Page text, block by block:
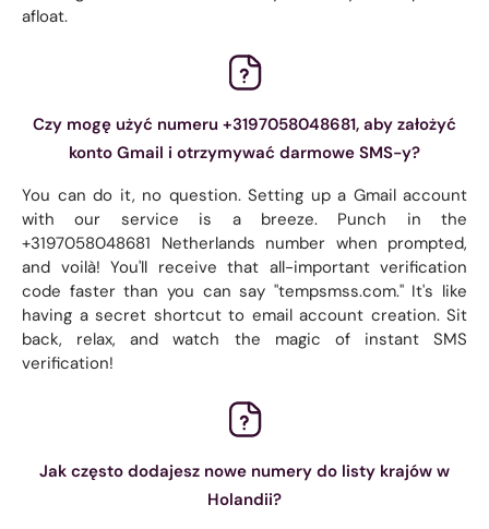
afloat.
Czy mogę użyć numeru +3197058048681, aby założyć
konto Gmail i otrzymywać darmowe SMS-y?
You can do it, no question. Setting up a Gmail account
with our service is a breeze. Punch in the
+3197058048681 Netherlands number when prompted,
and voilà! You'll receive that all-important verification
code faster than you can say "tempsmss.com." It's like
having a secret shortcut to email account creation. Sit
back, relax, and watch the magic of instant SMS
verification!
Jak często dodajesz nowe numery do listy krajów w
Holandii?